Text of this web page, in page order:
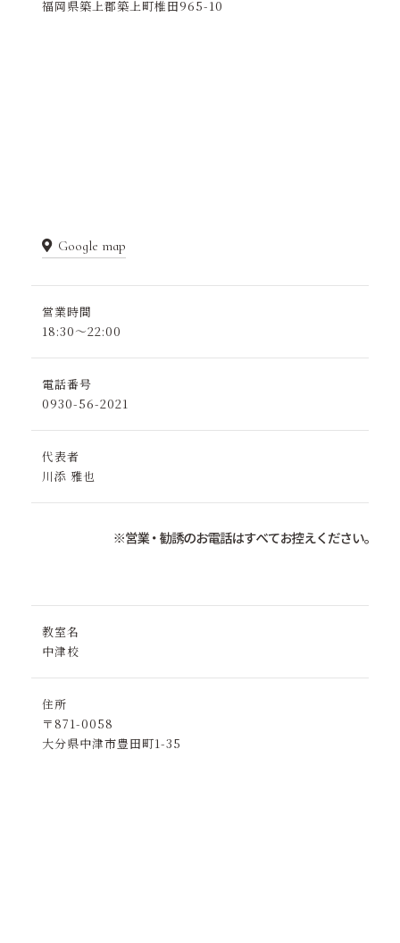
福岡県築上郡築上町椎田965-10
Google map
営業時間
18:30～22:00
電話番号
0930-56-2021
代表者
川添 雅也
教室名
中津校
住所
〒871-0058
大分県中津市豊田町1-35